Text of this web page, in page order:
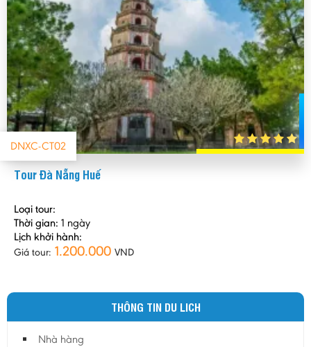
DNXC-CT02
Tour Đà Nẵng Huế
Loại tour:
Thời gian: 1 ngày
Lịch khởi hành:
Giá tour: 1.200.000 VND
THÔNG TIN DU LICH
Nhà hàng